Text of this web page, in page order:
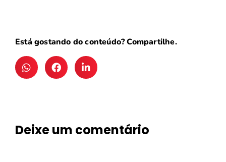
Está gostando do conteúdo? Compartilhe.
Deixe um comentário